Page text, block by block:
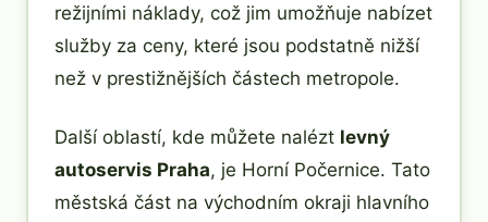
režijními náklady, což jim umožňuje nabízet
služby za ceny, které jsou podstatně nižší
než v prestižnějších částech metropole.
Další oblastí, kde můžete nalézt levný
autoservis Praha, je Horní Počernice. Tato
městská část na východním okraji hlavního